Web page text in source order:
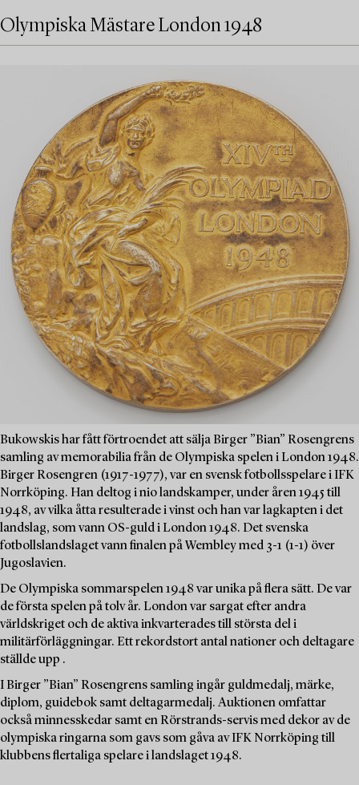
Olympiska Mästare London 1948
Bukowskis har fått förtroendet att sälja Birger ”Bian” Rosengrens
samling av memorabilia från de Olympiska spelen i London 1948.
Birger Rosengren (1917-1977), var en svensk fotbollsspelare i IFK
Norrköping. Han deltog i nio landskamper, under åren 1945 till
1948, av vilka åtta resulterade i vinst och han var lagkapten i det
landslag, som vann OS-guld i London 1948. Det svenska
fotbollslandslaget vann finalen på Wembley med 3-1 (1-1) över
Jugoslavien.
De Olympiska sommarspelen 1948 var unika på flera sätt. De var
de första spelen på tolv år. London var sargat efter andra
världskriget och de aktiva inkvarterades till största del i
militärförläggningar. Ett rekordstort antal nationer och deltagare
ställde upp .
I Birger ”Bian” Rosengrens samling ingår guldmedalj, märke,
diplom, guidebok samt deltagarmedalj. Auktionen omfattar
också minnesskedar samt en Rörstrands-servis med dekor av de
olympiska ringarna som gavs som gåva av IFK Norrköping till
klubbens flertaliga spelare i landslaget 1948.